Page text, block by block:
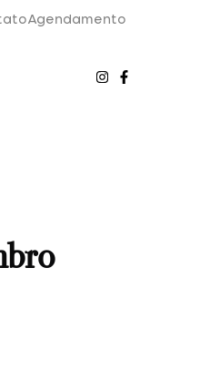
Agendamento